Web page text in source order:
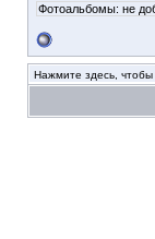
Фотоальбомы: не
Нажмите здесь,